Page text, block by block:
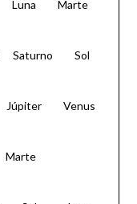
Luna Marte
Saturno Sol
Venus